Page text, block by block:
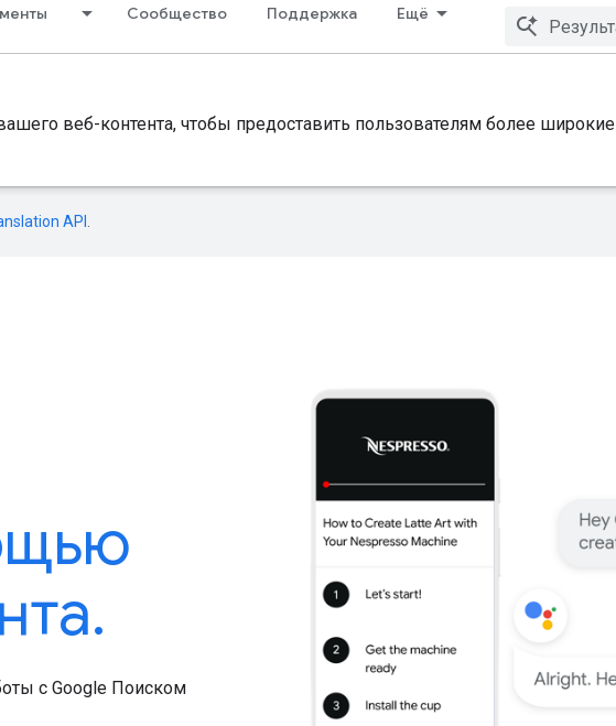
Сообщество Поддержка Ещё
веб-контента, чтобы предоставить пользователям более широкие
API
с Google Поиском